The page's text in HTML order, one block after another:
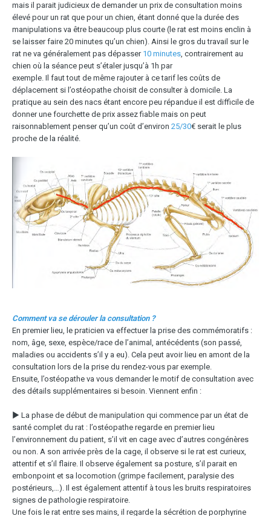
mais il parait judicieux de demander un prix de consultation moins
élevé pour un rat que pour un chien, étant donné que la durée des
manipulations va être beaucoup plus courte (le rat est moins enclin à
se laisser faire 20 minutes qu’un chien). Ainsi le gros du travail sur le
rat ne va généralement pas dépasser 10 minutes, contrairement au
chien où la séance peut s’étaler jusqu’à 1h par
exemple. Il faut tout de même rajouter à ce tarif les coûts de
déplacement si l’ostéopathe choisit de consulter à domicile. La
pratique au sein des nacs étant encore peu répandue il est difficile de
donner une fourchette de prix assez fiable mais on peut
raisonnablement penser qu’un coût d’environ 25/30€ serait le plus
proche de la réalité.
Comment va se dérouler la consultation ?
En premier lieu, le praticien va effectuer la prise des commémoratifs :
nom, âge, sexe, espèce/race de l’animal, antécédents (son passé,
maladies ou accidents s’il y a eu). Cela peut avoir lieu en amont de la
consultation lors de la prise du rendez-vous par exemple.
Ensuite, l’ostéopathe va vous demander le motif de consultation avec
des détails supplémentaires si besoin. Viennent enfin :
▶ La phase de début de manipulation qui commence par un état de
santé complet du rat : l’ostéopathe regarde en premier lieu
l’environnement du patient, s’il vit en cage avec d’autres congénères
ou non. A son arrivée près de la cage, il observe si le rat est curieux,
attentif et s’il flaire. Il observe également sa posture, s’il parait en
embonpoint et sa locomotion (grimpe facilement, paralysie des
postérieurs,…). Il est également attentif à tous les bruits respiratoires
signes de pathologie respiratoire.
Une fois le rat entre ses mains, il regarde la sécrétion de porphyrine